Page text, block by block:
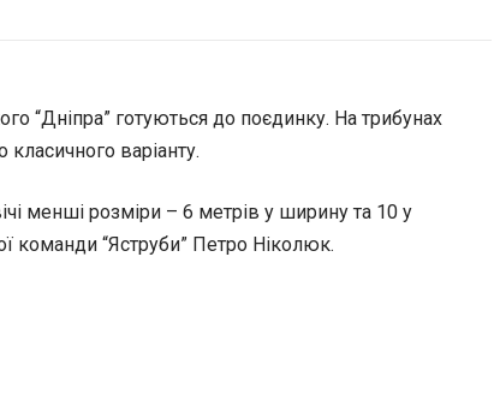
“Дніпра” готуються до поєдинку. На трибунах
варіанту.
менші розміри – 6 метрів у ширину та 10 у
команди “Яструби” Петро Ніколюк.